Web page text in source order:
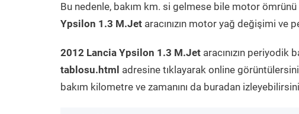
Bu nedenle, bakım km. si gelmese bile motor ömrünü
Ypsilon 1.3 M.Jet aracınızın motor yağ değişimi ve
2012 Lancia Ypsilon 1.3 M.Jet aracınızın periyodik
tablosu.html adresine tıklayarak online
bakım kilometre ve zamanını da buradan